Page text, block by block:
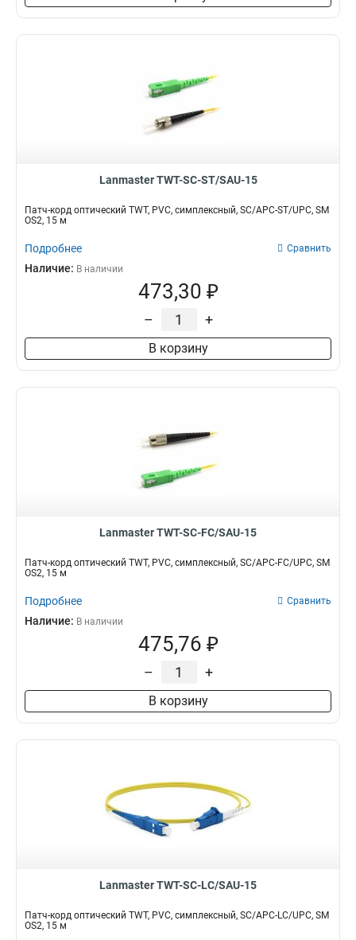
Lanmaster TWT-SC-ST/SAU-15
Патч-корд оптический TWT, PVC, симплексный, SC/APC-ST/UPC, SM
OS2, 15 м
Подробнее Сравнить
Наличие: В наличии
473,30 ₽
– +
В корзину
Lanmaster TWT-SC-FC/SAU-15
Патч-корд оптический TWT, PVC, симплексный, SC/APC-FC/UPC, SM
OS2, 15 м
Подробнее Сравнить
Наличие: В наличии
475,76 ₽
– +
В корзину
Lanmaster TWT-SC-LC/SAU-15
Патч-корд оптический TWT, PVC, симплексный, SC/APC-LC/UPC, SM
OS2, 15 м